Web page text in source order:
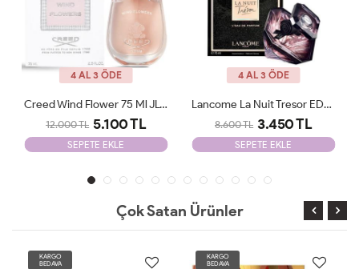
4 AL 3 ÖDE
Lancome La Nuit Tresor EDP 100 Ml JLT Woman
8.600 TL 3.450 TL
SEPETE EKLE
4 AL 3 ÖDE
Giorgio Armani Si Passione Edp 100 Ml JLT Woman
6.500 TL 2.205 TL
SEPETE EKLE
Çok Satan Ürünler
KARGO
BEDAVA
KARGO
BEDAVA